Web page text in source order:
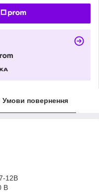
Умови повернення
12В
В